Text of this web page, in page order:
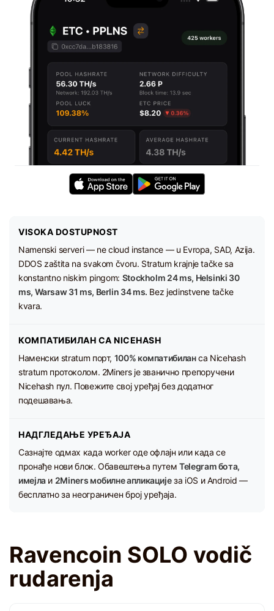
VISOKA DOSTUPNOST
Namenski serveri — ne cloud instance — u Evropa, SAD, Azija.
DDOS zaštita na svakom čvoru. Stratum krajnje tačke sa
konstantno niskim pingom: Stockholm 24 ms, Helsinki 30
ms, Warsaw 31 ms, Berlin 34 ms. Bez jedinstvene tačke
kvara.
КОМПАТИБИЛАН СА NICEHASH
Наменски stratum порт, 100% компатибиланса Nicehash
stratum протоколом. 2Miners је званично препоручени
Nicehash пул. Повежите свој уређај без додатног
подешавања.
НАДГЛЕДАЊЕ УРЕЂАЈА
Сазнајте одмах када worker оде офлајн или када се
пронађе нови блок. Обавештења путемTelegram бота,
имејлаи 2Miners мобилне апликацијеза iOS и Android —
бесплатно за неограничен број уређаја.
Ravencoin SOLO vodič
rudarenja